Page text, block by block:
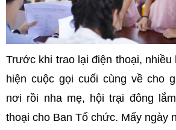
Trước khi trao lại điện thoại, nhiều
hiện cuộc gọi cuối cùng về cho
nơi rồi nha mẹ, hội trại đông
thoại cho Ban Tổ chức. Mấy ngày